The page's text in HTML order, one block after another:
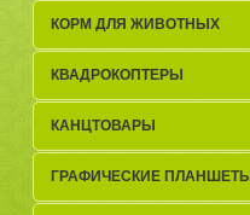
КОРМ ДЛЯ ЖИВОТНЫХ
КВАДРОКОПТЕРЫ
КАНЦТОВАРЫ
ГРАФИЧЕСКИЕ ПЛАНШЕТЫ